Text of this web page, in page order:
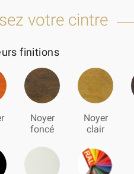
votre cintre
finitions
Noyer
foncé
Noyer
clair